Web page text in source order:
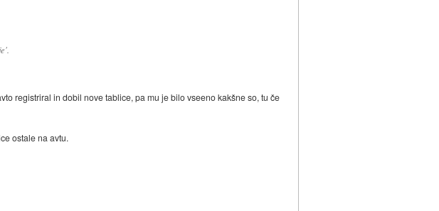
registriral in dobil nove tablice, pa mu je bilo vseeno kakšne so, tu če
ostale na avtu.